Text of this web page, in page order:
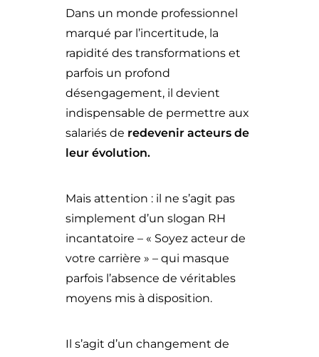
Dans un monde professionnel
marqué par l’incertitude, la
rapidité des transformations et
parfois un profond
désengagement, il devient
indispensable de permettre aux
salariés de redevenir acteurs de
leur évolution.
Mais attention : il ne s’agit pas
simplement d’un slogan RH
incantatoire – « Soyez acteur de
votre carrière » – qui masque
parfois l’absence de véritables
moyens mis à disposition.
Il s’agit d’un changement de